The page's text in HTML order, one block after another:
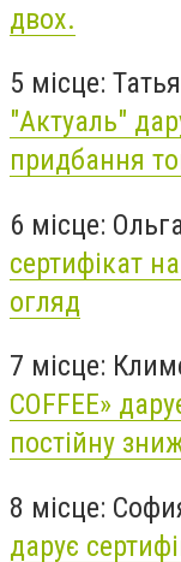
двох.
5 місце:
"Актуаль"
придбання
6 місце:
сертифікат
огляд
7 місце:
COFFEE»
постійну
8 місце:
дарує